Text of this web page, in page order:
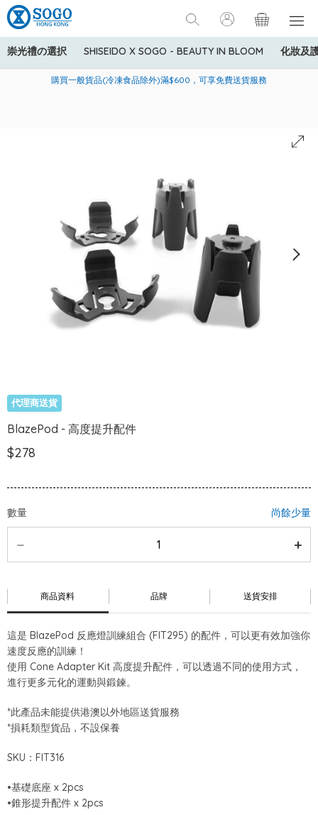
崇光禮の選択 SHISEIDO X SOGO - BEAUTY IN BLOOM 化妝及
美國運通Explorer®信用卡會員購物禮遇：高達5%簽賬回贈！
購買一般貨品(冷凍食品除外)滿$600，可享免費送貨服務
寄送中國內地服務只適用於指定商品，若訂單金額少於HK$600(折
代理商送貨
BlazePod - 高度提升配件
$278
數量 尚餘少量
商品資料 品牌 送貨安排
這是 BlazePod 反應燈訓練組合 (FIT295) 的配件，可以更有效加強你
速度反應的訓練！
使用 Cone Adapter Kit 高度提升配件，可以透過不同的使用方式，
進行更多元化的運動與鍛鍊。
*此產品未能提供港澳以外地區送貨服務
*損耗類型貨品，不設保養
SKU：FIT316
•基礎底座 x 2pcs
•錐形提升配件 x 2pcs